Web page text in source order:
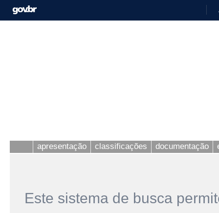
apresentação classificações documentação
Este sistema de busca